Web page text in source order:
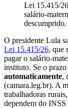
Lei 15.415/
salário-
O presidente Lula
Lei 15.415/26, que
pagar o salário-
instituto. Se o
automaticamente,
(camara.leg.br). A
trabalhadoras
dependem do INSS